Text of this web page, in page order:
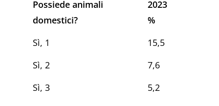
Possiede animali
domestici?
2023
%
Sì, 1
15,5
Sì, 2
7,6
Sì, 3
5,2